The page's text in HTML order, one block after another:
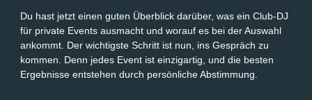
Du hast jetzt einen guten Überblick darüber, was ein Club-DJ
für private Events ausmacht und worauf es bei der Auswahl
ankommt. Der wichtigste Schritt ist nun, ins Gespräch zu
kommen. Denn jedes Event ist einzigartig, und die besten
Ergebnisse entstehen durch persönliche Abstimmung.